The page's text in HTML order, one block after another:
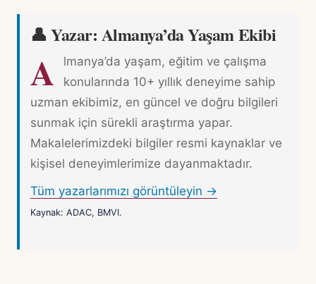
👤 Yazar: Almanya’da Yaşam Ekibi
A
lmanya’da yaşam, eğitim ve çalışma
konularında 10+ yıllık deneyime sahip
uzman ekibimiz, en güncel ve doğru bilgileri
sunmak için sürekli araştırma yapar.
Makalelerimizdeki bilgiler resmi kaynaklar ve
kişisel deneyimlerimize dayanmaktadır.
Tüm yazarlarımızı görüntüleyin →
Kaynak: ADAC, BMVI.